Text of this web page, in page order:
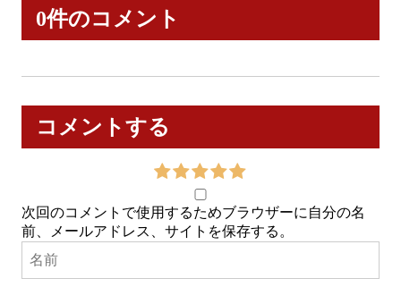
0件のコメント
コメントする
次回のコメントで使用するためブラウザーに自分の名
前、メールアドレス、サイトを保存する。